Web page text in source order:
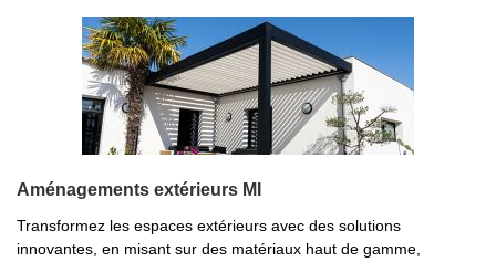
Aménagements extérieurs MI
Transformez les espaces extérieurs avec des solutions
innovantes, en misant sur des matériaux haut de gamme,